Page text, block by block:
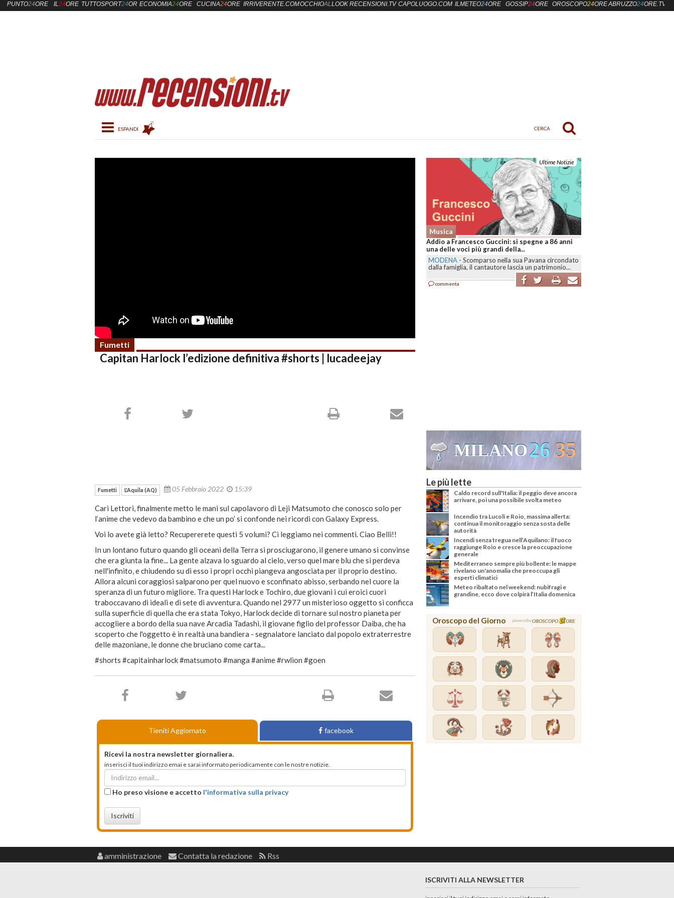
Toggle navigation
Fumetti
Capitan Harlock l’edizione definitiva #shorts | lucadeejay
Ultime Notizie
Musica
Addio a Francesco Guccini: si spegne a 86 anni
una delle voci più grandi della...
MODENA - Scomparso nella sua Pavana circondato
dalla famiglia, il cantautore lascia un patrimonio...
commenta
MILANO26 35
Fumetti L'Aquila (AQ) 05 Febbraio 2022 15:39
Cari Lettori, finalmente metto le mani sul capolavoro di Leji Matsumoto che conosco solo per
l’anime che vedevo da bambino e che un po’ si confonde nei ricordi con Galaxy Express.
Voi lo avete già letto? Recupererete questi 5 volumi? Ci leggiamo nei commenti. Ciao Belli!!
In un lontano futuro quando gli oceani della Terra si prosciugarono, il genere umano si convinse
che era giunta la fine... La gente alzava lo sguardo al cielo, verso quel mare blu che si perdeva
nell'infinito, e chiudendo su di esso i propri occhi piangeva angosciata per il proprio destino.
Allora alcuni coraggiosi salparono per quel nuovo e sconfinato abisso, serbando nel cuore la
speranza di un futuro migliore. Tra questi Harlock e Tochiro, due giovani i cui eroici cuori
traboccavano di ideali e di sete di avventura. Quando nel 2977 un misterioso oggetto si conficca
sulla superficie di quella che era stata Tokyo, Harlock decide di tornare sul nostro pianeta per
accogliere a bordo della sua nave Arcadia Tadashi, il giovane figlio del professor Daiba, che ha
scoperto che l'oggetto è in realtà una bandiera - segnalatore lanciato dal popolo extraterrestre
delle mazoniane, le donne che bruciano come carta...
#shorts #capitainharlock #matsumoto #manga #anime #rwlion #goen
Tieniti Aggiornato facebook
Ricevi la nostra newsletter giornaliera.
inserisci il tuoi indirizzo emai e sarai informato periodicamente con le nostre notizie.
Ho preso visione e accetto l'informativa sulla privacy
Iscriviti
Le più lette
Caldo record sull'Italia: il peggio deve ancora
arrivare, poi una possibile svolta meteo
Incendio tra Lucoli e Roio, massima allerta:
continua il monitoraggio senza sosta delle
autorità
Incendi senza tregua nell’Aquilano: il fuoco
raggiunge Roio e cresce la preoccupazione
generale
Mediterraneo sempre più bollente: le mappe
rivelano un'anomalia che preoccupa gli
esperti climatici
Meteo ribaltato nel weekend: nubifragi e
grandine, ecco dove colpirà l’Italia domenica
Oroscopo del Giorno powered byOROSCOPO ORE
PUNTO24ORE IL24ORE TUTTOSPORT24OREECONOMIA24ORE CUCINA24ORE IRRIVERENTE.COMOCCHIOALLOOK RECENSIONI.TV CAPOLUOGO.COM ILMETEO24ORE GOSSIP24ORE OROSCOPO24OREABRUZZO24ORE.TV
amministrazione Contatta la redazione Rss
ISCRIVITI ALLA NEWSLETTER